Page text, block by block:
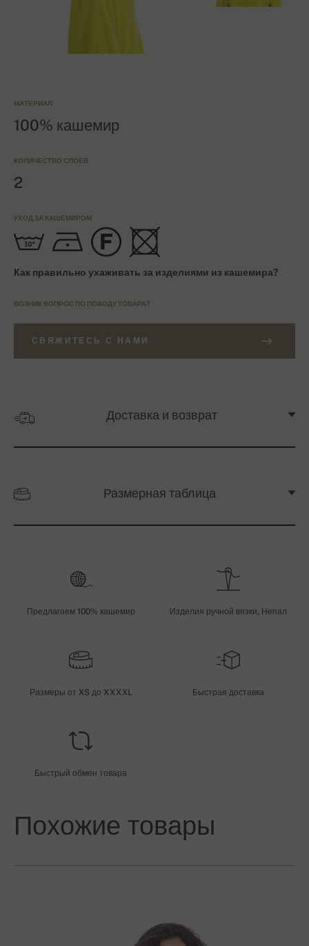
МАТЕРИАЛ
100% кашемир
КОЛИЧЕСТВО СЛОЕВ
2
УХОД ЗА КАШЕМИРОМ
Как правильно ухаживать за изделиями из кашемира?
ВОЗНИК ВОПРОС ПО ПОВОДУ ТОВАРА?
СВЯЖИТЕСЬ С НАМИ
Доставка и возврат
Размерная таблица
Предлагаем 100% кашемир Изделия ручной вязки, Непал
Размеры от XS до XXXXL Быстрая доставка
Быстрый обмен товара
Похожие товары